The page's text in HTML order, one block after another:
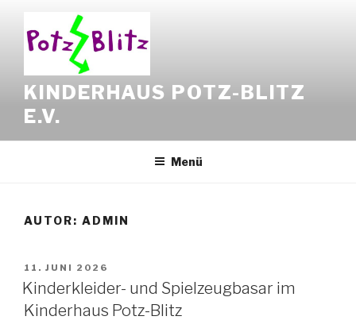
Inhalt
springen
KINDERHAUS POTZ-BLITZ
E.V.
Menü
AUTOR: ADMIN
VERÖFFENTLICHT
AM
11. JUNI 2026
Kinderkleider- und Spielzeugbasar im
Kinderhaus Potz-Blitz